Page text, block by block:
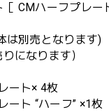
［ CMハーフプレ
別売となります)
になります）
ート× 4枚
ト “ハーフ” ×1